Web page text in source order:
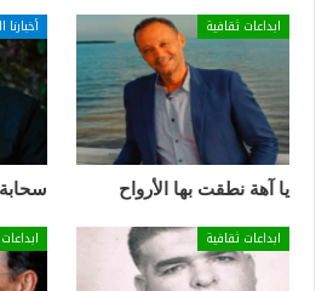
ابداعات ثقافية
يا آهة نطقت بها الأرواح
أخبارنا
ابداعات ثقافية